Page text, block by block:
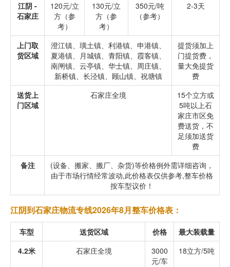
江阴 -
石家庄
120元/立
方（参
考）
130元/立
方（参
考）
350元/吨
（参考）
2-3天
上门取
货区域
澄江镇、璜土镇、利港镇、申港镇、
夏港镇、月城镇、青阳镇、霞客镇、
南闸镇、云亭镇、华士镇、周庄镇、
新桥镇、长泾镇、顾山镇、祝塘镇
提货须加上
门提货费，
量大免提货
费
送货上
门区域
石家庄全境
15个立方或
5吨以上石
家庄市区免
费送货，不
足须加送货
费
备注
(设备、搬家、搬厂、杂货)等价格例外需详细咨询，
由于市场行情经常波动,此价格表仅供参考,整车价格
按车型议价！
江阴到石家庄物流专线2026年8月整车价格表：
车型 送货区域 价格
最大装载量
4.2米
石家庄全境
3000
元/车
18立方/5吨